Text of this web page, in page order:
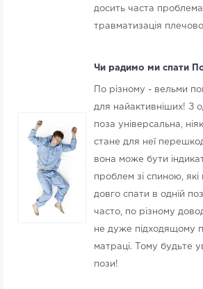
досить часта
травматизація
Чи радимо ми спати
По різному - вельми
для найактивніших! З
поза універсальна,
стане для неї
вона може бути
проблем зі спиною,
довго спати в одній
часто, по різному
не дуже підходящому
матраці. Тому будьте
пози!